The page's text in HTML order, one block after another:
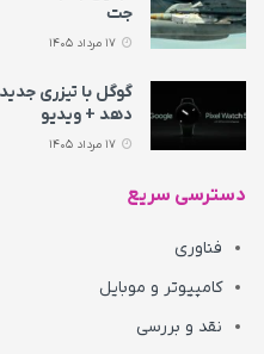
جت
دهد + ویدیو
دسترسی سریع
فناوری
کامپیوتر و موبایل
نقد و بررسی